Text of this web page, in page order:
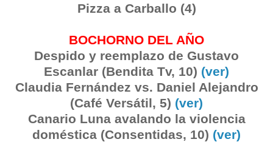
Pizza a Carballo (4)
BOCHORNO DEL AÑO
Despido y reemplazo de Gustavo
Escanlar (Bendita Tv, 10) (ver)
Claudia Fernández vs. Daniel Alejandro
(Café Versátil, 5) (ver)
Canario Luna avalando la violencia
doméstica (Consentidas, 10) (ver)